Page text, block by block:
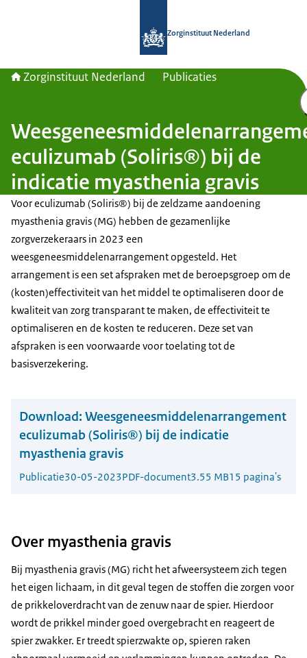
Zorginstituut Nederland
Zorginstituut Nederland Publicaties
eculizumab (Soliris®) bij de
indicatie myasthenia gravis
Voor eculizumab (Soliris®) bij de zeldzame aandoening
myasthenia gravis (MG) hebben de gezamenlijke
zorgverzekeraars in 2023 een
weesgeneesmiddelenarrangement opgesteld. Het
arrangement is een set afspraken met de beroepsgroep om de
(kosten)effectiviteit van het middel te optimaliseren door de
kwaliteit van zorg transparant te maken, de effectiviteit te
optimaliseren en de kosten te reduceren. Deze set van
afspraken is een voorwaarde voor toelating tot de
basisverzekering.
Download: Weesgeneesmiddelenarrangement
eculizumab (Soliris®) bij de indicatie
myasthenia gravis
Publicatie30-05-2023PDF-document3.55 MB15 pagina's
Over myasthenia gravis
Bij myasthenia gravis (MG) richt het afweersysteem zich tegen
het eigen lichaam, in dit geval tegen de stoffen die zorgen voor
de prikkeloverdracht van de zenuw naar de spier. Hierdoor
wordt de prikkel minder goed overgebracht en reageert de
spier zwakker. Er treedt spierzwakte op, spieren raken